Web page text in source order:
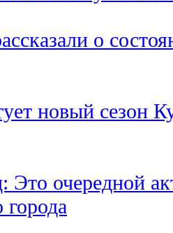
о
новый сезон
Это очередной
города